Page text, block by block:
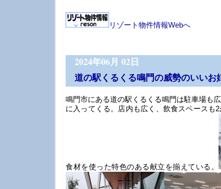
リゾート物件情報Webへ
2024年06月 02日
道の駅くるくる鳴門の威勢のいいお
鳴門市にある道の駅くるくる鳴門は駐車場も
に入ってくる。店内も広く、飲食スペースも
食材を使った特色のある献立を揃えている。